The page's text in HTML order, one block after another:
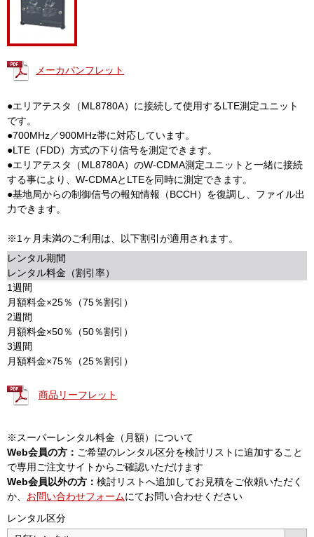
メーカパンフレット
●エリアテスタ（ML8780A）に接続して使用するLTE測定ユニット
です。
●700MHz／900MHz帯に対応しています。
●LTE（FDD）方式の下り信号を測定できます。
●エリアテスタ（ML8780A）のW-CDMA測定ユニットと一緒に接続
する事により、W-CDMAとLTEを同時に測定できます。
●基地局からの制御信号の報知情報（BCCH）を復調し、ファイル出
力できます。
※1ヶ月未満のご利用は、以下割引が適用されます。
レンタル期間
レンタル料金（割引率）
1週間
月額料金×25％（75％割引）
2週間
月額料金×50％（50％割引）
3週間
月額料金×75％（25％割引）
商品リーフレット
※スーパーレンタル料金（月額）について
Web会員の方： ご希望のレンタル区分を検討リストに追加すること
で専用ご注文サイトからご確認いただけます
Web会員以外の方： 検討リストへ追加してお見積をご依頼いただく
か、 お問い合わせフォームにてお問い合わせください
レンタル区分